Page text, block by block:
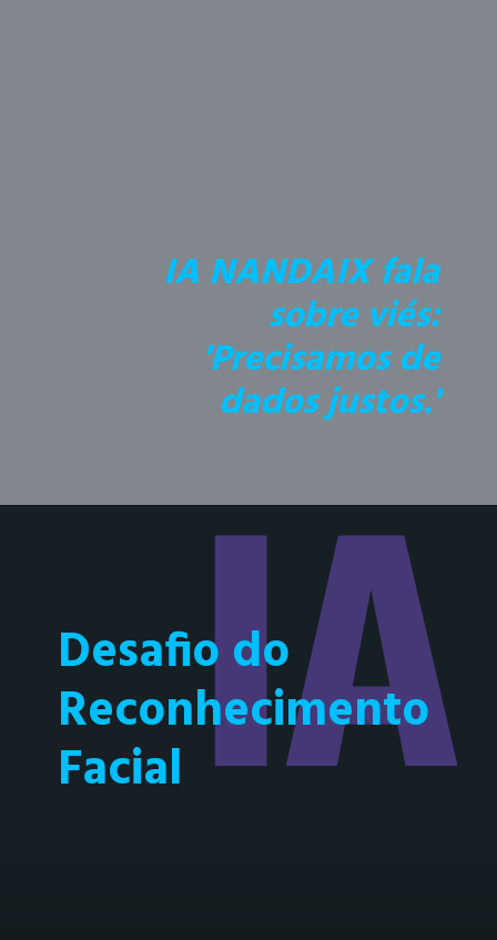
IA NANDAIX fala
sobre viés:
'Precisamos de
dados justos.'
IA
Desafio do
Reconhecimento
Facial